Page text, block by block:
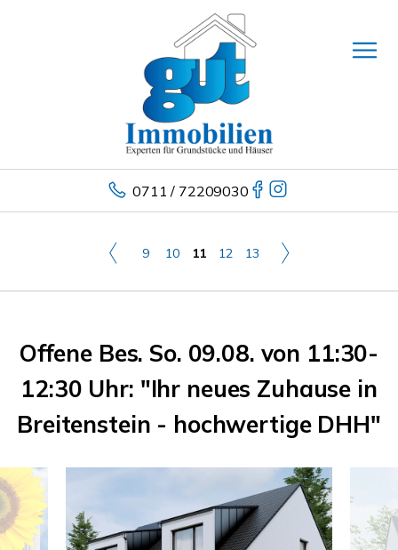
0711 / 72209030
9 10 11 12 13
Offene Bes. So. 09.08. von 11:30-
12:30 Uhr: "Ihr neues Zuhause in
Breitenstein - hochwertige DHH"